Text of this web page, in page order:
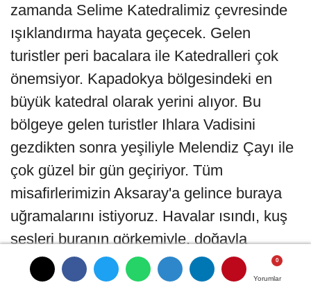
Yorumlar
Yorumlar
Yorumlar
zamanda Selime Katedralimiz çevresinde
ışıklandırma hayata geçecek. Gelen
turistler peri bacalara ile Katedralleri çok
önemsiyor. Kapadokya bölgesindeki en
büyük katedral olarak yerini alıyor. Bu
bölgeye gelen turistler Ihlara Vadisini
gezdikten sonra yeşiliyle Melendiz Çayı ile
çok güzel bir gün geçiriyor. Tüm
misafirlerimizin Aksaray'a gelince buraya
uğramalarını istiyoruz. Havalar ısındı, kuş
sesleri buranın görkemiyle, doğayla
birleşince çok güzel görüntülerde ortaya
çıkmaya başladı" diye konuştu.